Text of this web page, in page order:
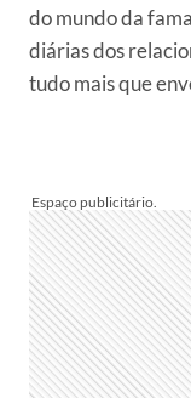
do mundo da
diárias dos
tudo mais que